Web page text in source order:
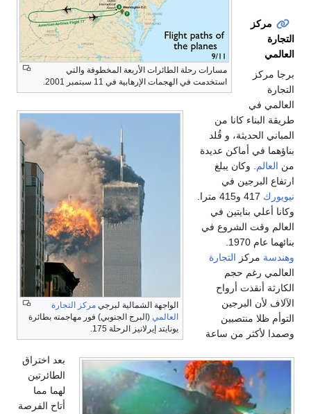
مسارات رحلة الطائرات الأربعة المخطوفة والتي
استخدمت في الهجمات الإرهابية في 11 سبتمبر 2001.
الواجهة الشمالية لبرجي مركز التجارة
العالمي (البرج الجنوبي) فور مهاجمته بطائرة
يونايتد إيرلانيز الرحلة 175.
مركز
التجارة
العالمي
برجا مركز
التجارة
العالمي في
طريقة البناء كانا من
المباني الحديثة، و قُلد
بناؤهما في أماكن عديدة
من العالم
. وكان يبلغ
ارتفاع البرجين في
نيويورك
417 و415 مترا.
وكانا أعلي بنايتين في
العالم وقت الشروع في
بنائهما عام 1970.
وهندسة مركز التجارة
العالمي رغم حجم
الكارثة أنقذت أرواح
الآلاف لأن البرجين
التوأم ظلا منتصبين
وصمدا لأكثر من ساعة
بعد اختراق
الطائرتين
لهما مما
أتاح الفرصة